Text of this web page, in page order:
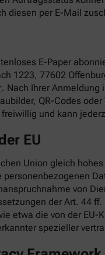
diesen per E-Mail
E-Paper
1223, 77602
. Nach Ihrer Anmeldung
QR-Codes
und kann
EU
Union gleich
von
der Art. 44
etwa die von der
spezieller